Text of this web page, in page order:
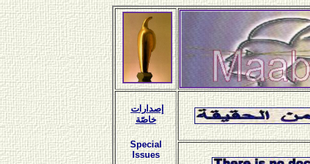
إصدارات
خاصّة
Special
Issues